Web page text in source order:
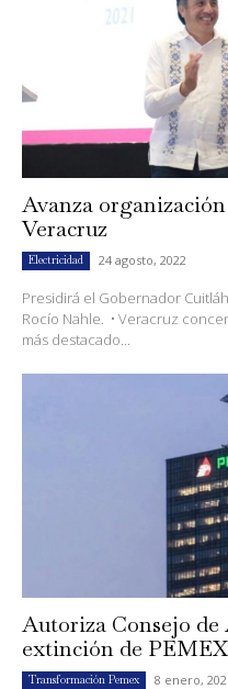
Avanza
Veracruz
Electricidad 24 agosto, 2022
Presidirá el Gobernador
Rocío Nahle. • Veracruz
más destacado...
Autoriza Consejo
extinción de
Transformación Pemex 8 enero,